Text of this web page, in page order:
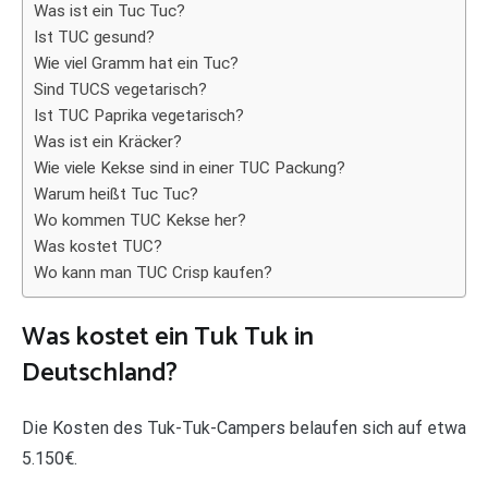
Was ist ein Tuc Tuc?
Ist TUC gesund?
Wie viel Gramm hat ein Tuc?
Sind TUCS vegetarisch?
Ist TUC Paprika vegetarisch?
Was ist ein Kräcker?
Wie viele Kekse sind in einer TUC Packung?
Warum heißt Tuc Tuc?
Wo kommen TUC Kekse her?
Was kostet TUC?
Wo kann man TUC Crisp kaufen?
Was kostet ein Tuk Tuk in
Deutschland?
Die Kosten des Tuk-Tuk-Campers belaufen sich auf etwa
5.150€.